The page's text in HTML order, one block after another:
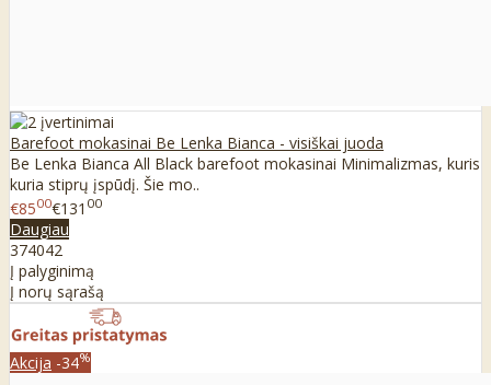
Barefoot mokasinai Be Lenka Bianca - visiškai juoda
Be Lenka Bianca All Black barefoot mokasinai Minimalizmas, kuris
kuria stiprų įspūdį. Šie mo..
€8500€131 00
Daugiau
374042
Į palyginimą
Į norų sąrašą
Akcija -34%